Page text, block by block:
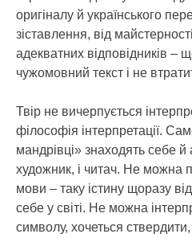
оригіналу й українського
зіставлення, від
адекватних відповідників –
чужомовний текст і не
Твір не вичерпується
філософія інтерпретації.
мандрівці» знаходять себе й
художник, і читач. Не можна
мови – таку істину щоразу
себе у світі. Не можна
символу, хочеться